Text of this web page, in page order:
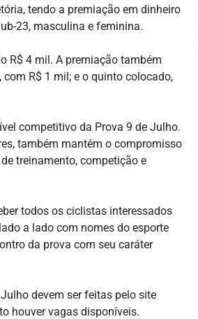
tendo a premiação em dinheiro
23, masculina e feminina.
R$ 4 mil. A premiação também
R$ 1 mil; e o quinto colocado,
competitivo da Prova 9 de Julho.
também mantém o compromisso
treinamento, competição e
todos os ciclistas interessados
a lado com nomes do esporte
da prova com seu caráter
devem ser feitas pelo site
houver vagas disponíveis.